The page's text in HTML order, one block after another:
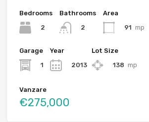
Bedrooms
2
Bathrooms
2
Area
91 mp
Garage
1
Year
2013
Lot Size
138 mp
Vanzare
€275,000